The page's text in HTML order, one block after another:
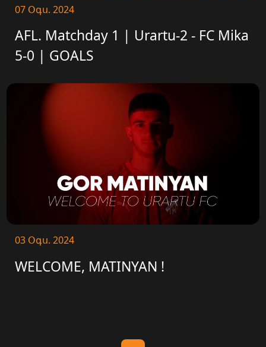
07 Օգս. 2024
AFL. Matchday 1 | Urartu-2 - FC Mika
5-0 | GOALS
03 Օգս. 2024
WELCOME, MATINYAN !